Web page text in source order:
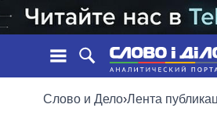
НОВОСТИ
Слово и Дело›Лента